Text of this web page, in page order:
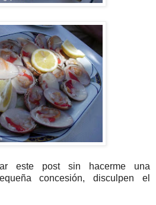
este post sin hacerme una
concesión, disculpen el